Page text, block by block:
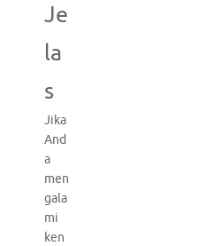
Je
la
s
Jika
And
a
men
gala
mi
ken